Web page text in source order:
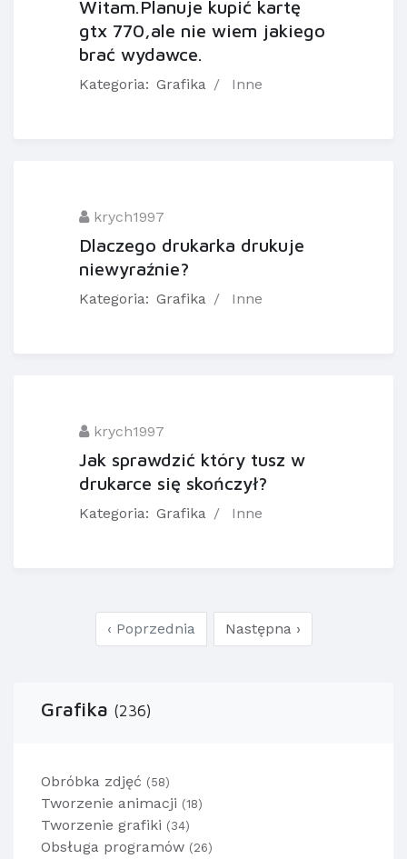
Witam.Planuje kupić kartę
gtx 770,ale nie wiem jakiego
brać wydawce.
Kategoria: Grafika Inne
krych1997
Dlaczego drukarka drukuje
niewyraźnie?
Kategoria: Grafika Inne
krych1997
Jak sprawdzić który tusz w
drukarce się skończył?
Kategoria: Grafika Inne
‹ Poprzednia Następna ›
Grafika (236)
Obróbka zdjęć (58)
Tworzenie animacji (18)
Tworzenie grafiki (34)
Obsługa programów (26)